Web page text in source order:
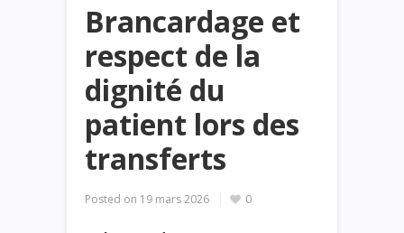
Brancardage et
respect de la
dignité du
patient lors des
transferts
Posted on 19 mars 2026 0